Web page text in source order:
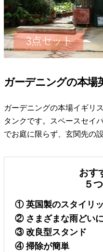
ガーデニングの本場
ガーデニングの本場イギリ
タンクです。スペースセイ
でお庭に限らず、玄関先の
おす
５
① 英国製のスタイリ
② さまざまな雨どい
③ 改良型スタンド
④ 掃除が簡単